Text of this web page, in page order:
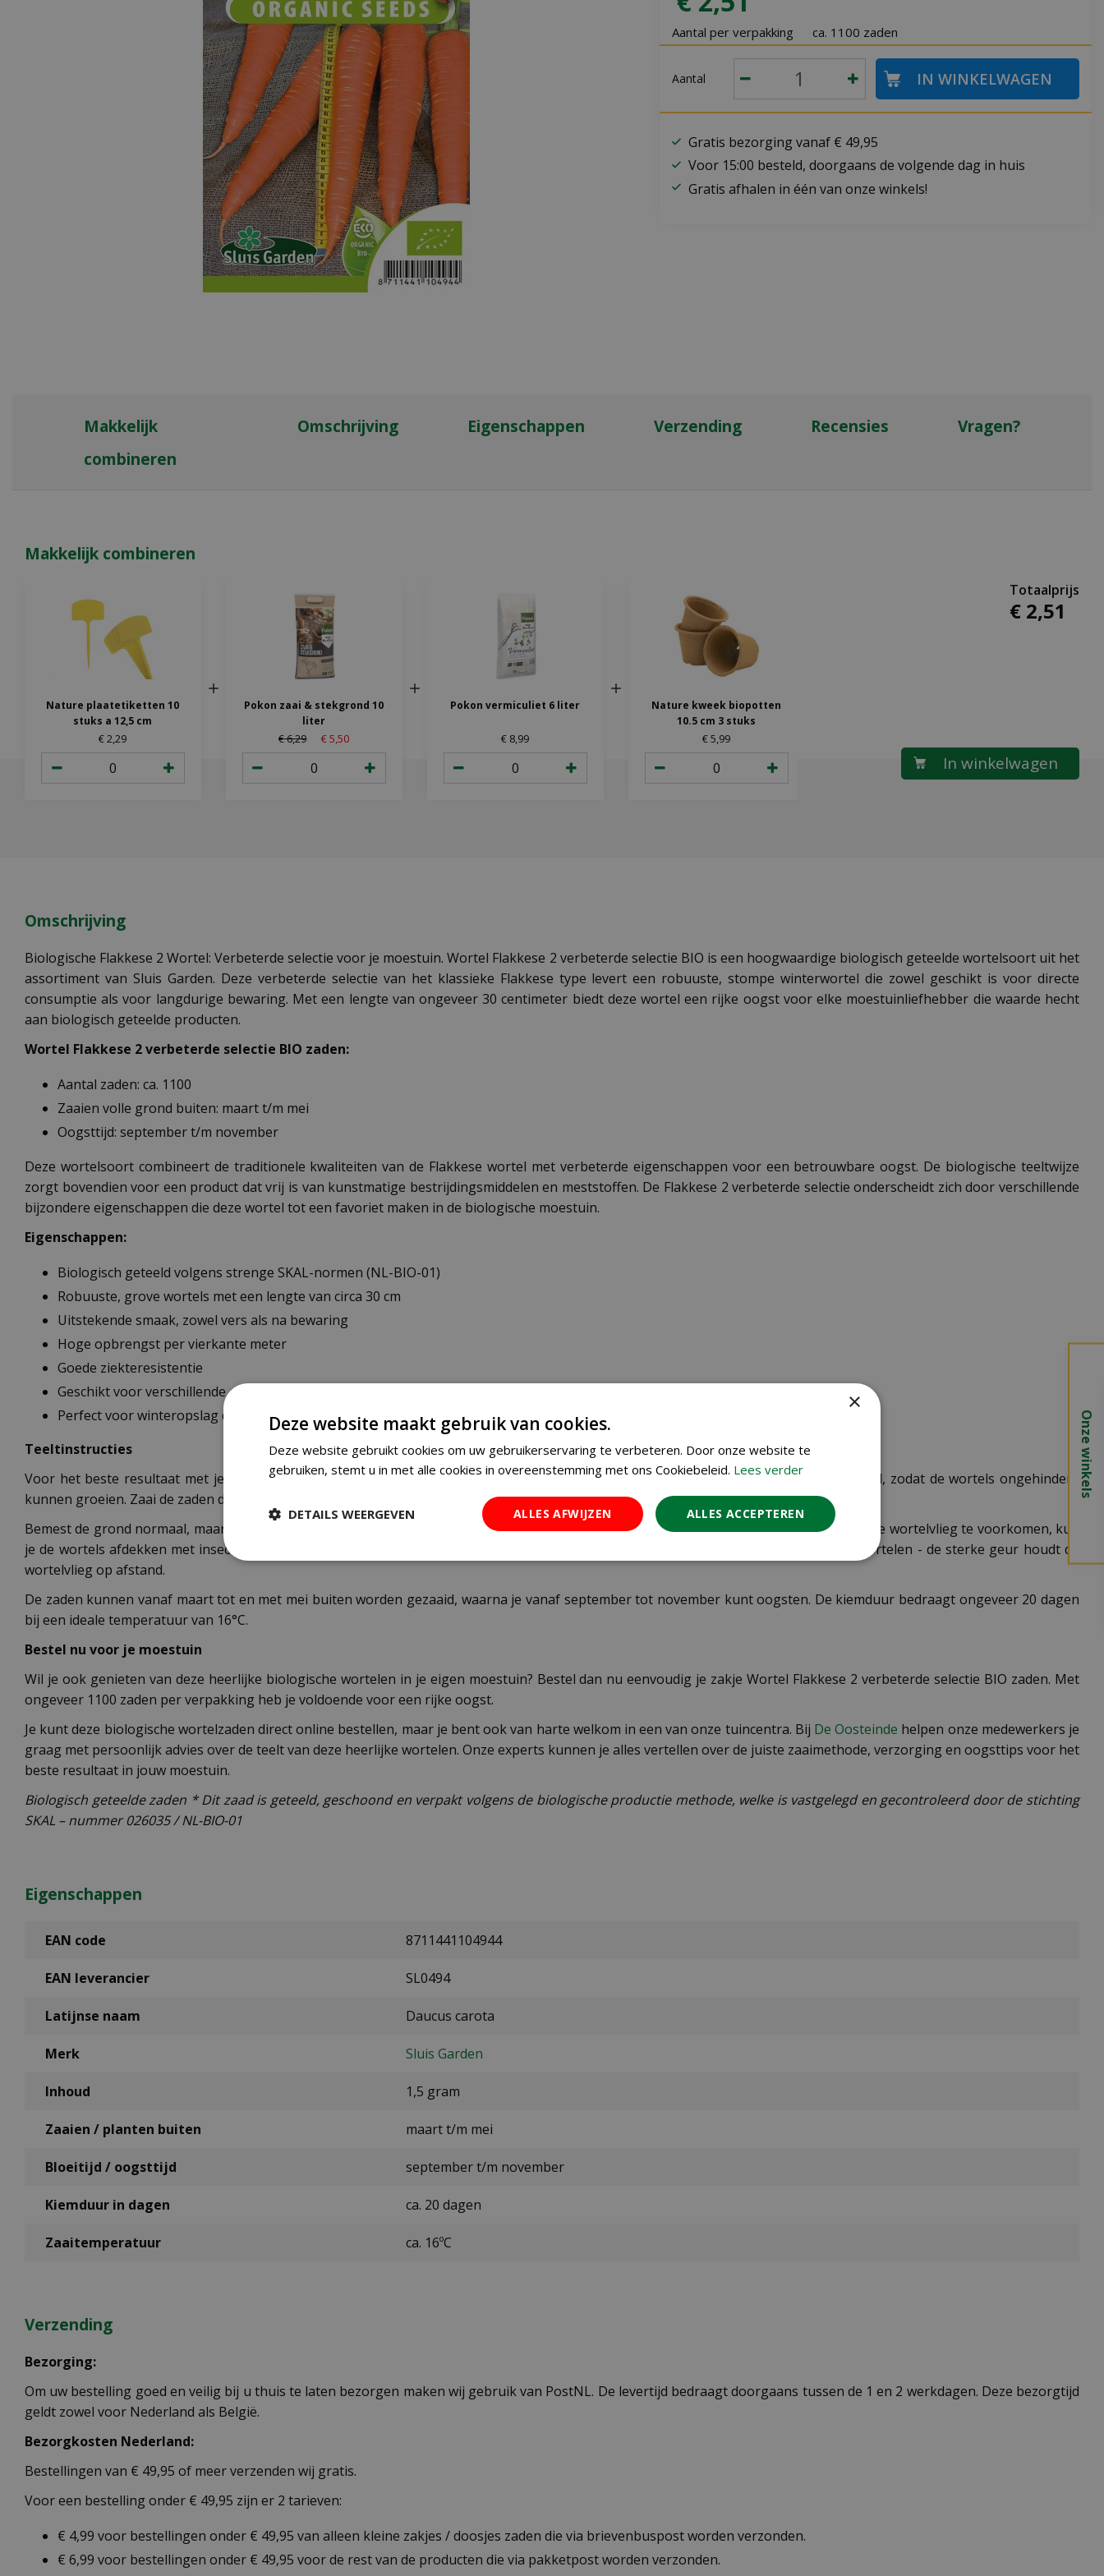
Aantal per verpakking ca. 1100 zaden
Aantal
Gratis bezorging vanaf € 49,95
Voor 15:00 besteld, doorgaans de volgende dag in huis
Gratis afhalen in één van onze winkels!
Makkelijk
combineren
Omschrijving Eigenschappen Verzending Recensies Vragen?
Makkelijk combineren
Nature plaatetiketten 10
stuks a 12,5 cm
€2,29
Pokon zaai & stekgrond 10
liter
€6,29 €5,50
Pokon vermiculiet 6 liter
€ 8,99
Nature kweek biopotten
10.5 cm 3 stuks
€5,99
€ 2,51
Omschrijving
Biologische Flakkese 2 Wortel: Verbeterde selectie voor je moestuin. Wortel Flakkese 2 verbeterde selectie BIO is een hoogwaardige biologisch geteelde wortelsoort uit het
assortiment van Sluis Garden. Deze verbeterde selectie van het klassieke Flakkese type levert een robuuste, stompe winterwortel die zowel geschikt is voor directe
consumptie als voor langdurige bewaring. Met een lengte van ongeveer 30 centimeter biedt deze wortel een rijke oogst voor elke moestuinliefhebber die waarde hecht
aan biologisch geteelde producten.
Wortel Flakkese 2 verbeterde selectie BIO zaden:
Aantal zaden: ca. 1100
Zaaien volle grond buiten: maart t/m mei
Oogsttijd: september t/m november
Deze wortelsoort combineert de traditionele kwaliteiten van de Flakkese wortel met verbeterde eigenschappen voor een betrouwbare oogst. De biologische teeltwijze
zorgt bovendien voor een product dat vrij is van kunstmatige bestrijdingsmiddelen en meststoffen. De Flakkese 2 verbeterde selectie onderscheidt zich door verschillende
bijzondere eigenschappen die deze wortel tot een favoriet maken in de biologische moestuin.
Eigenschappen:
Biologisch geteeld volgens strenge SKAL-normen (NL-BIO-01)
Robuuste, grove wortels met een lengte van circa 30 cm
Uitstekende smaak, zowel vers als na bewaring
Hoge opbrengst per vierkante meter
Goede ziekteresistentie
Geschikt voor verschillende grondsoorten
Perfect voor winteropslag door de stevige structuur
Teeltinstructies
Voor het beste resultaat met je Flakkese 2 wortelen is een goede voorbereiding essentieel. Begin met het diep bewerken van de grond, zodat de wortels ongehinderd
kunnen groeien. Zaai de zaden dun op regels en dun na opkomst niet uit - dit geeft de beste opbrengst.
Bemest de grond normaal, maar gebruik absoluut geen verse stalmest, omdat dit misvormde wortels kan veroorzaken. Om schade door de wortelvlieg te voorkomen, kun
je de wortels afdekken met insectengaas of vliesdoek. Een andere effectieve methode is het planten van uien of prei tussen de rijen wortelen - de sterke geur houdt de
wortelvlieg op afstand.
De zaden kunnen vanaf maart tot en met mei buiten worden gezaaid, waarna je vanaf september tot november kunt oogsten. De kiemduur bedraagt ongeveer 20 dagen
bij een ideale temperatuur van 16°C.
Bestel nu voor je moestuin
Wil je ook genieten van deze heerlijke biologische wortelen in je eigen moestuin? Bestel dan nu eenvoudig je zakje Wortel Flakkese 2 verbeterde selectie BIO zaden. Met
ongeveer 1100 zaden per verpakking heb je voldoende voor een rijke oogst.
Je kunt deze biologische wortelzaden direct online bestellen, maar je bent ook van harte welkom in een van onze tuincentra. Bij De Oosteinde helpen onze medewerkers je
graag met persoonlijk advies over de teelt van deze heerlijke wortelen. Onze experts kunnen je alles vertellen over de juiste zaaimethode, verzorging en oogsttips voor het
beste resultaat in jouw moestuin.
Biologisch geteelde zaden * Dit zaad is geteeld, geschoond en verpakt volgens de biologische productie methode, welke is vastgelegd en gecontroleerd door de stichting
SKAL – nummer 026035 / NL-BIO-01
Eigenschappen
EAN code 8711441104944
EAN leverancier SL0494
Latijnse naam Daucus carota
Merk Sluis Garden
Inhoud 1,5 gram
Zaaien / planten buiten maart t/m mei
Bloeitijd / oogsttijd september t/m november
Kiemduur in dagen ca. 20 dagen
Zaaitemperatuur ca. 16ºC
Verzending
Bezorging:
Om uw bestelling goed en veilig bij u thuis te laten bezorgen maken wij gebruik van PostNL. De levertijd bedraagt doorgaans tussen de 1 en 2 werkdagen. Deze bezorgtijd
geldt zowel voor Nederland als België.
Bezorgkosten Nederland:
Bestellingen van € 49,95 of meer verzenden wij gratis.
Voor een bestelling onder € 49,95 zijn er 2 tarieven:
€ 4,99 voor bestellingen onder € 49,95 van alleen kleine zakjes / doosjes zaden die via brievenbuspost worden verzonden.
€ 6,99 voor bestellingen onder € 49,95 voor de rest van de producten die via pakketpost worden verzonden.
Onze winkels
×
Deze website maakt gebruik van cookies.
Deze website gebruikt cookies om uw gebruikerservaring te verbeteren. Door onze website te
gebruiken, stemt u in met alle cookies in overeenstemming met ons Cookiebeleid. Lees verder
ALLES ACCEPTEREN
ALLES AFWIJZEN
DETAILS WEERGEVEN